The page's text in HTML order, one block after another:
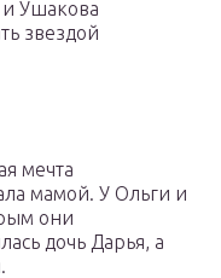
и Ушакова
звездой
мечта
мамой. У Ольги и
они
дочь Дарья, а